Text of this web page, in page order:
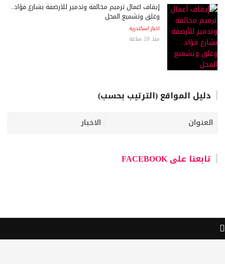
إيقاف أعمال ترميم مخالفة وتدمير للأرصفة بشارع فؤاد..
وغلق وتشميع المحل
اخبار اسكندرية
منذ 20 ساعة
دليل المواقع (الترتيب بحسب)
العنوان الاخبار
تابعنا على FACEBOOK